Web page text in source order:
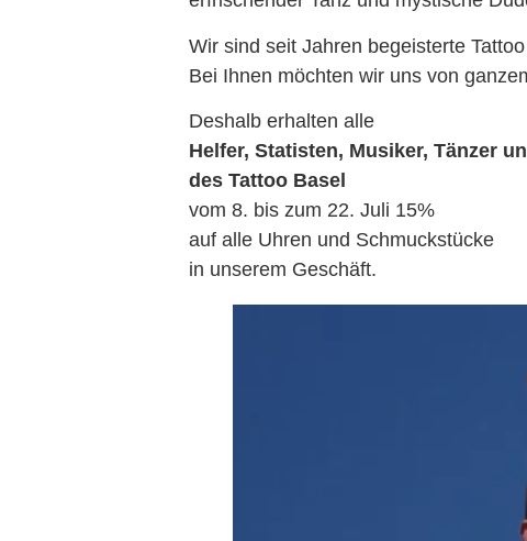
Wir sind seit Jahren begeisterte
Bei Ihnen möchten wir uns von
Deshalb erhalten alle
Helfer, Statisten, Musiker, Tänzer
des Tattoo Basel
vom 8. bis zum 22. Juli 15%
auf alle Uhren und Schmuckstücke
in unserem Geschäft.